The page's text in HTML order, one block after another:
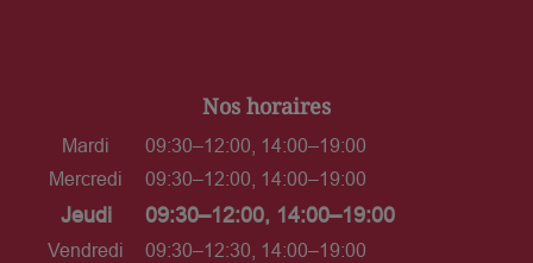
Nos horaires
Mardi
09:30–12:00, 14:00–19:00
Mercredi
09:30–12:00, 14:00–19:00
Jeudi 09:30–12:00, 14:00–19:00
Vendredi
09:30–12:30, 14:00–19:00